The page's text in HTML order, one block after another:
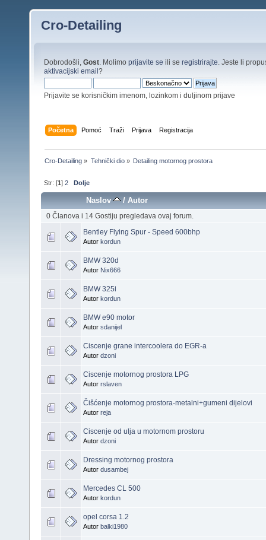
Cro-Detailing
Dobrodošli, Gost . Molimo prijavite se ili se registrirajte . Jeste li
aktivacijski email?
Prijavite se korisničkim imenom, lozinkom i duljinom prijave
Početna Pomoć Traži Prijava Registracija
Cro-Detailing » Tehnički dio» Detailing motornog prostora
Str: [1]2 Dolje
Naslov /Autor
0 Članova i 14 Gostiju pregledava ovaj forum.
Bentley Flying Spur - Speed 600bhp
Autor kordun
BMW 320d
Autor Nix666
BMW 325i
Autor kordun
BMW e90 motor
Autor sdanijel
Ciscenje grane intercoolera do EGR-a
Autor dzoni
Ciscenje motornog prostora LPG
Autor rslaven
Čišćenje motornog prostora-metalni+gumeni dijelovi
Autor reja
Ciscenje od ulja u motornom prostoru
Autor dzoni
Dressing motornog prostora
Autor dusambej
Mercedes CL 500
Autor kordun
opel corsa 1.2
Autor balki1980